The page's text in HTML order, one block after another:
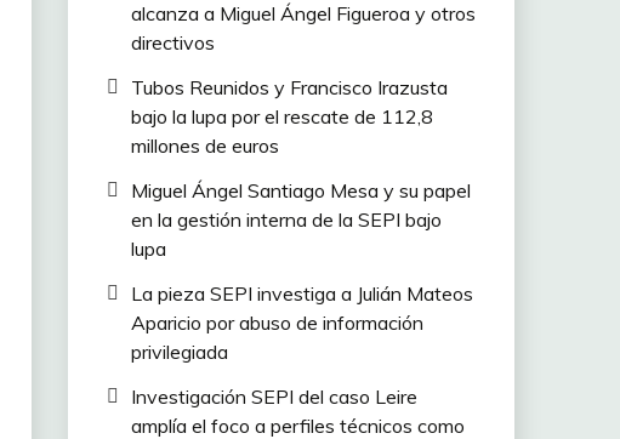
alcanza a Miguel Ángel Figueroa y otros
directivos
Tubos Reunidos y Francisco Irazusta
bajo la lupa por el rescate de 112,8
millones de euros
Miguel Ángel Santiago Mesa y su papel
en la gestión interna de la SEPI bajo
lupa
La pieza SEPI investiga a Julián Mateos
Aparicio por abuso de información
privilegiada
Investigación SEPI del caso Leire
amplía el foco a perfiles técnicos como